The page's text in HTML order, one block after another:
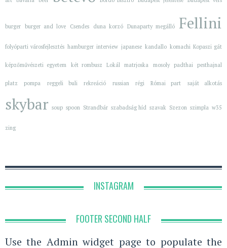
burger burger and love Csendes duna korzó Dunaparty megálló Fellini
folyóparti városfejlesztés hamburger interview japanese kandallo komachi Kopaszi gát
képzőművészeti egyetem két rombusz Lokál matrjoska mosoly padthai pesthajnal
platz pompa reggeli buli rekreáció russian régi Római part saját alkotás
skybar soup spoon Strandbár szabadság híd szavak Szezon szimpla w35
zing
INSTAGRAM
FOOTER SECOND HALF
Use the Admin widget page to populate the